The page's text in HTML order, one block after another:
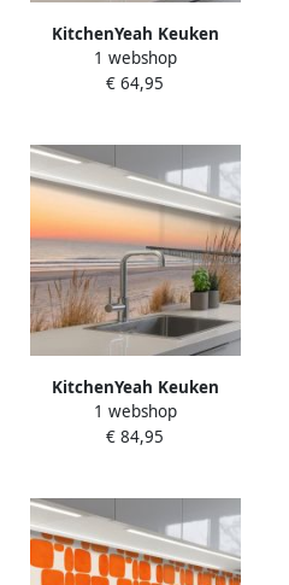
KitchenYeah Keuken
achterwand 150x60 cm
Spatscherm zelfklevend
fornuis
1 webshop
€ 64,95
KitchenYeah Keuken
achterwand 250x60 cm
Spatscherm zelfklevend Pier
fornuis
1 webshop
€ 84,95